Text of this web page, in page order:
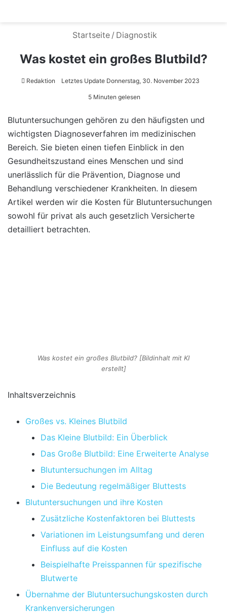
Startseite / Diagnostik
Was kostet ein großes Blutbild?
Redaktion Letztes Update Donnerstag, 30. November 2023
5 Minuten gelesen
Blutuntersuchungen gehören zu den häufigsten und
wichtigsten Diagnoseverfahren im medizinischen
Bereich. Sie bieten einen tiefen Einblick in den
Gesundheitszustand eines Menschen und sind
unerlässlich für die Prävention, Diagnose und
Behandlung verschiedener Krankheiten. In diesem
Artikel werden wir die Kosten für Blutuntersuchungen
sowohl für privat als auch gesetzlich Versicherte
detailliert betrachten.
Was kostet ein großes Blutbild? [Bildinhalt mit KI
erstellt]
Inhaltsverzeichnis
Großes vs. Kleines Blutbild
Das Kleine Blutbild: Ein Überblick
Das Große Blutbild: Eine Erweiterte Analyse
Blutuntersuchungen im Alltag
Die Bedeutung regelmäßiger Bluttests
Blutuntersuchungen und ihre Kosten
Zusätzliche Kostenfaktoren bei Bluttests
Variationen im Leistungsumfang und deren
Einfluss auf die Kosten
Beispielhafte Preisspannen für spezifische
Blutwerte
Übernahme der Blutuntersuchungskosten durch
Krankenversicherungen